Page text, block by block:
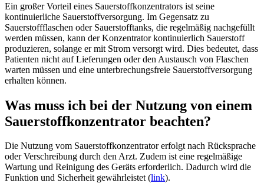
Ein großer Vorteil eines Sauerstoffkonzentrators ist seine
kontinuierliche Sauerstoffversorgung. Im Gegensatz zu
Sauerstoffflaschen oder Sauerstofftanks, die regelmäßig nachgefüllt
werden müssen, kann der Konzentrator kontinuierlich Sauerstoff
produzieren, solange er mit Strom versorgt wird. Dies bedeutet, dass
Patienten nicht auf Lieferungen oder den Austausch von Flaschen
warten müssen und eine unterbrechungsfreie Sauerstoffversorgung
erhalten können.
Was muss ich bei der Nutzung von einem
Sauerstoffkonzentrator beachten?
Die Nutzung vom Sauerstoffkonzentrator erfolgt nach Rücksprache
oder Verschreibung durch den Arzt. Zudem ist eine regelmäßige
Wartung und Reinigung des Geräts erforderlich. Dadurch wird die
Funktion und Sicherheit gewährleistet (link).